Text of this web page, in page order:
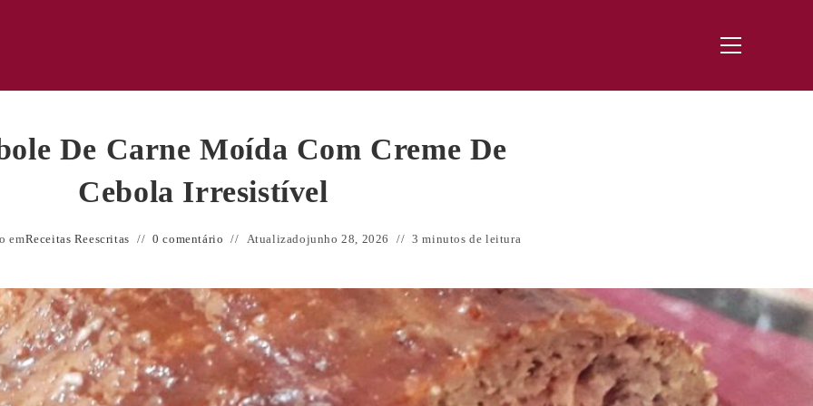
Menu
De Carne Moída Com Creme De
Cebola Irresistível
emReceitas Reescritas 0 comentário Atualizadojunho 28, 2026 3 minutos de leitura